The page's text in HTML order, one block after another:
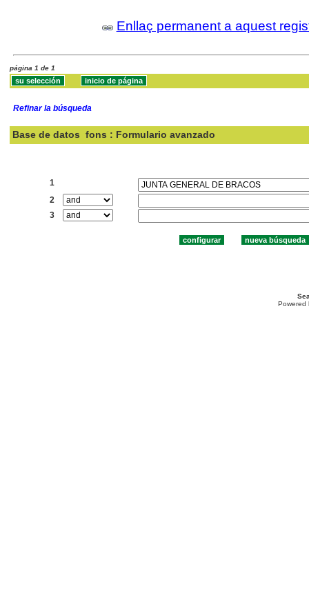
Enllaç permanent a aquest
página 1 de 1
Refinar la búsqueda
Base de datos fons : Formulario avanzado
1
2
3
Powered